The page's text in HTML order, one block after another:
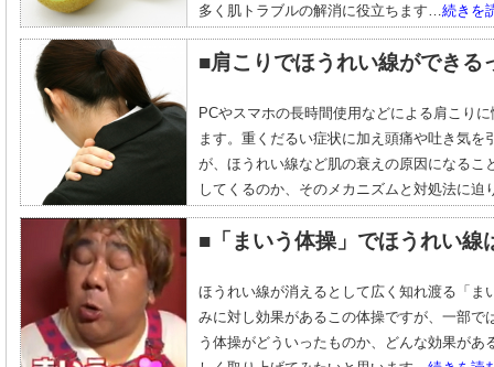
多く肌トラブルの解消に役立ちます…続きを
■肩こりでほうれい線ができる
PCやスマホの長時間使用などによる肩こり
ます。重くだるい症状に加え頭痛や吐き気
が、ほうれい線など肌の衰えの原因になるこ
してくるのか、そのメカニズムと対処法に
■「まいう体操」でほうれい線
ほうれい線が消えるとして広く知れ渡る「ま
みに対し効果があるこの体操ですが、一部で
う体操がどういったものか、どんな効果が